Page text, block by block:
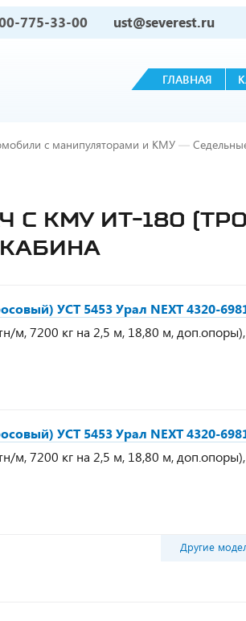
775-33-00 ust@severest.ru
ГЛАВНАЯ
с манипуляторами и КМУ —
С КМУ ИТ-180
КАБИНА
УСТ 5453 Урал NEXT 4320-
м, 7200 кг на 2,5 м, 18,80 м,
УСТ 5453 Урал NEXT 4320-
м, 7200 кг на 2,5 м, 18,80 м,
Другие